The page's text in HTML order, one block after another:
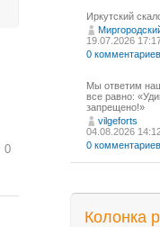
0
Иркутский
19.07.2026
0 комментариев
Мы ответим
все равно:
запрещено!»
vilgeforts
04.08.2026
0 комментариев
Колонка